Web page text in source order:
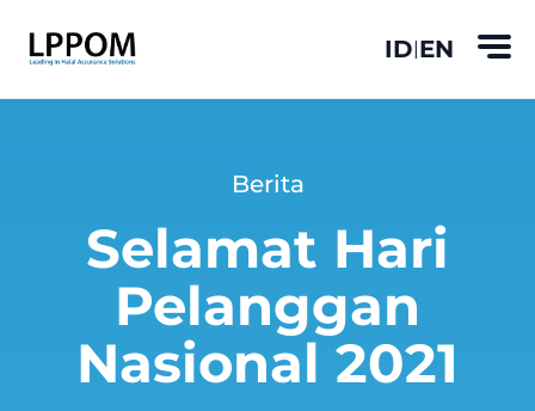
ID|EN
Berita
Selamat Hari
Pelanggan
Nasional 2021